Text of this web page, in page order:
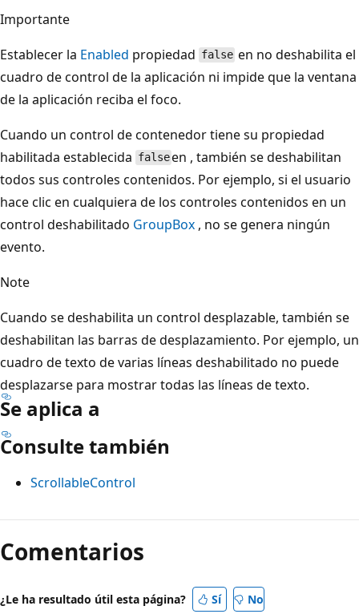
Importante
Establecer la Enabled propiedad false en no deshabilita el
cuadro de control de la aplicación ni impide que la ventana
de la aplicación reciba el foco.
Cuando un control de contenedor tiene su propiedad
habilitada establecida falseen , también se deshabilitan
todos sus controles contenidos. Por ejemplo, si el usuario
hace clic en cualquiera de los controles contenidos en un
control deshabilitado GroupBox , no se genera ningún
evento.
Note
Cuando se deshabilita un control desplazable, también se
deshabilitan las barras de desplazamiento. Por ejemplo, un
cuadro de texto de varias líneas deshabilitado no puede
desplazarse para mostrar todas las líneas de texto.
Se aplica a
Consulte también
ScrollableControl
Modo
de
lectura
Comentarios
¿Le ha resultado útil esta página? Sí No